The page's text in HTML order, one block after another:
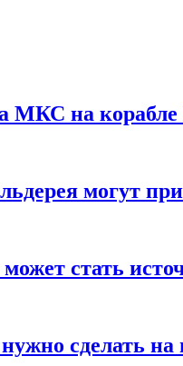
МКС на
могут
стать
сделать на